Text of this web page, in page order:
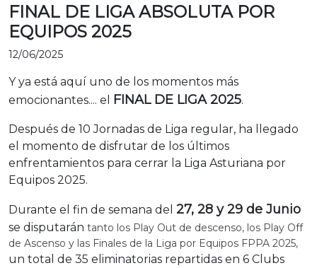
FINAL DE LIGA ABSOLUTA POR
EQUIPOS 2025
12/06/2025
Y ya está aquí uno de los momentos más
emocionantes.... el FINAL DE LIGA 2025.
Después de 10 Jornadas de Liga regular, ha llegado
el momento de disfrutar de los últimos
enfrentamientos para cerrar la Liga Asturiana por
Equipos 2025.
Durante el fin de semana del 27, 28 y 29 de Junio
se disputarán tanto los Play Out de descenso, los Play Off
de Ascenso y las Finales de la Liga por Equipos FPPA 2025,
un total de 35 eliminatorias repartidas en 6 Clubs